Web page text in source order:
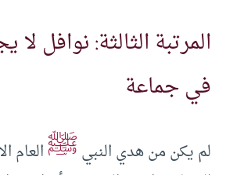
المرتبة الثالثة: نوافل لا
في جماعة
لم يكن من هدي النبيﷺالعام